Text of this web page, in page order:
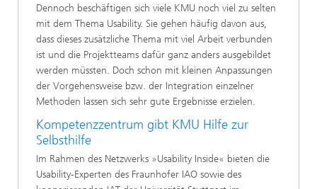
Dennoch beschäftigen sich viele KMU noch viel zu selten
mit dem Thema Usability. Sie gehen häufig davon aus,
dass dieses zusätzliche Thema mit viel Arbeit verbunden
ist und die Projektteams dafür ganz anders ausgebildet
werden müssten. Doch schon mit kleinen Anpassungen
der Vorgehensweise bzw. der Integration einzelner
Methoden lassen sich sehr gute Ergebnisse erzielen.
Kompetenzzentrum gibt KMU Hilfe zur
Selbsthilfe
Im Rahmen des Netzwerks »Usability Inside« bieten die
Usability-Experten des Fraunhofer IAO sowie des